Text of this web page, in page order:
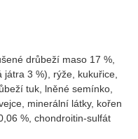
drůbeží maso 17 %,
3 %), rýže, kukuřice,
tuk, lněné semínko,
minerální látky, kořen
%, chondroitin-sulfát